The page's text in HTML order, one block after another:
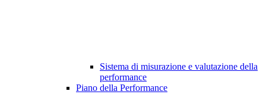
Sistema di misurazione e valutazione della
performance
Piano della Performance